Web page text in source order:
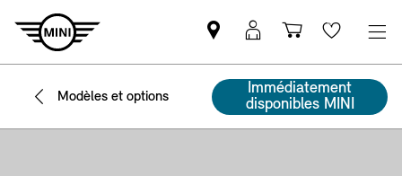
Trouver
un
partenaire
MINI
MyMini
login
PanierWishlist
Modèles et options
Immédiatement
disponibles MINI